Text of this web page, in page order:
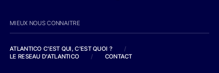
MIEUX NOUS CONNAITRE
ATLANTICO C'EST QUI, C'EST QUOI ?
/
LE RESEAU D'ATLANTICO
/ CONTACT